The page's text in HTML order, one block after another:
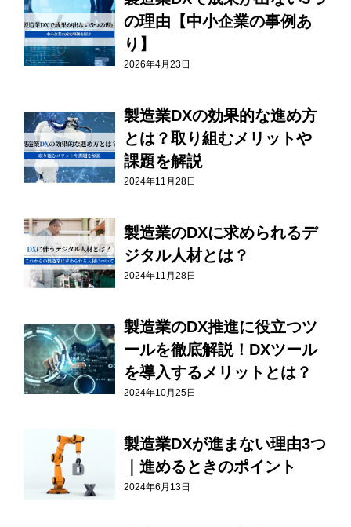
の理由【中小企業の事例あ
り】
2026年4月23日
製造業DXの効果的な進め方
とは？取り組むメリットや
課題を解説
2024年11月28日
製造業のDXに求められるデ
ジタル人材とは？
2024年11月28日
製造業のDX推進に役立つツ
ールを徹底解説！DXツール
を導入するメリットとは？
2024年10月25日
製造業DXが進まない理由3つ
｜進めるときのポイント
2024年6月13日